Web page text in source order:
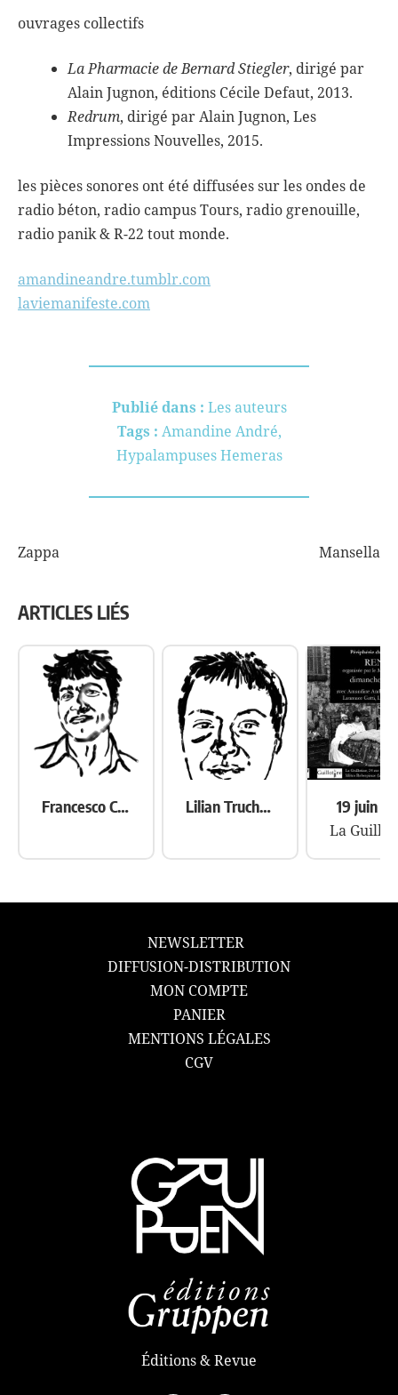
ouvrages collectifs
La Pharmacie de Bernard Stiegler, dirigé par
Alain Jugnon, éditions Cécile Defaut, 2013.
Redrum, dirigé par Alain Jugnon, Les
Impressions Nouvelles, 2015.
les pièces sonores ont été diffusées sur les ondes de
radio béton, radio campus Tours, radio grenouille,
radio panik & R-22 tout monde.
amandineandre.tumblr.com
laviemanifeste.com
Publié dans : Les auteurs
Tags : Amandine André,
Hypalampuses Hemeras
NAVIGATION
L’ARTICLE
Zappa Mansella
ARTICLES LIÉS
Francesco Caddeo Lilian Truchon 19 juin
NEWSLETTER
DIFFUSION-DISTRIBUTION
MON COMPTE
PANIER
MENTIONS LÉGALES
CGV
Éditions & Revue